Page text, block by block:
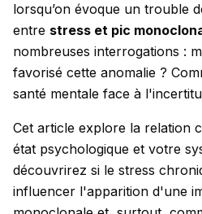
lorsqu’on évoque un trouble
entre stress et pic
nombreuses interrogations :
favorisé cette anomalie ?
santé mentale face à
Cet article explore la relation
état psychologique et votre
découvrirez si le stress
influencer l'apparition d'une